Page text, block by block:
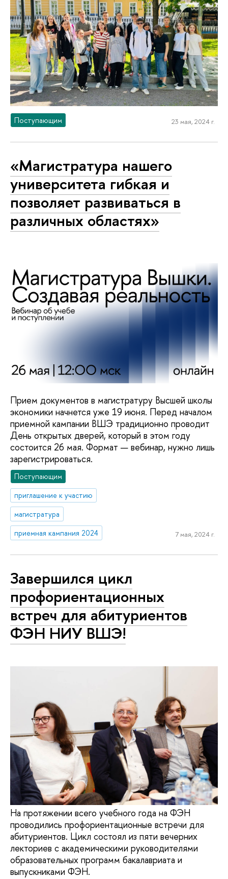
Поступающим 23 мая, 2024 г.
«Магистратура нашего
университета гибкая и
позволяет развиваться в
различных областях»
Прием документов в магистратуру Высшей школы
экономики начнется уже 19 июня. Перед началом
приемной кампании ВШЭ традиционно проводит
День открытых дверей, который в этом году
состоится 26 мая. Формат — вебинар, нужно лишь
зарегистрироваться.
Поступающим
приглашение к участию
магистратура
приемная кампания 2024
7 мая, 2024 г.
Завершился цикл
профориентационных
встреч для абитуриентов
ФЭН НИУ ВШЭ!
На протяжении всего учебного года на ФЭН
проводились профориентационные встречи для
абитуриентов. Цикл состоял из пяти вечерних
лекториев с академическими руководителями
образовательных программ бакалавриата и
выпускниками ФЭН.